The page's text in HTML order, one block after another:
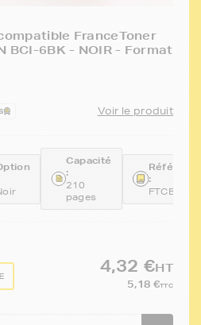
FranceToner
BCI-6BK - NOIR - Format
Voir le produit
Capacité
:
210
pages
:
4,32 €HT
5,18 €TTC